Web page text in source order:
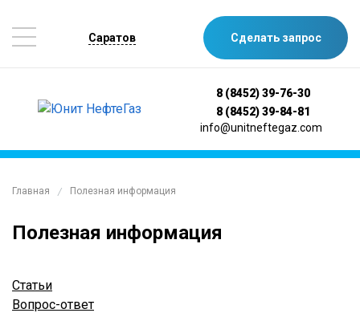
8 (8452) 39-76-30
8 (8452) 39-84-81
info@unitneftegaz.com
Саратов Сделать запрос
Главная / Полезная информация
Полезная информация
Статьи
Вопрос-ответ